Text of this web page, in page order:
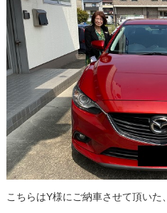
こちらはY様にご納車させて頂いた、